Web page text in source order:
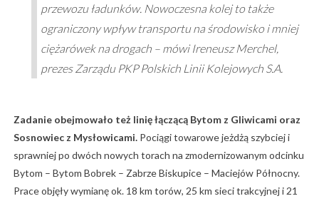
przewozu ładunków. Nowoczesna kolej to także
ograniczony wpływ transportu na środowisko i mniej
ciężarówek na drogach – mówi Ireneusz Merchel,
prezes Zarządu PKP Polskich Linii Kolejowych S.A.
Zadanie obejmowało też linię łączącą Bytom z Gliwicami oraz
Sosnowiec z Mysłowicami.Pociągi towarowe jeżdżą szybciej i
sprawniej po dwóch nowych torach na zmodernizowanym odcinku
Bytom – Bytom Bobrek – Zabrze Biskupice – Maciejów Północny.
Prace objęły wymianę ok. 18 km torów, 25 km sieci trakcyjnej i 21